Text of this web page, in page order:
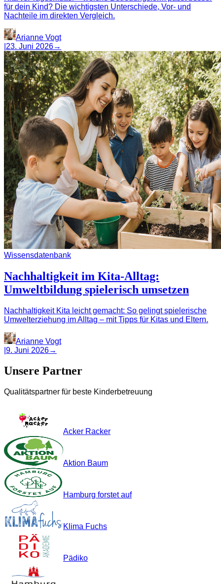
für dein Kind? Die wichtigsten Unterschiede, Vor- und
Nachteile im direkten Vergleich.
Arianne Vogt
23. Juni 2026→
Wissensdatenbank
Nachhaltigkeit im Kita-Alltag:
Umweltbildung spielerisch umsetzen
Nachhaltigkeit Kita leicht gemacht: So gelingt spielerische
Umwelterziehung im Alltag – mit Tipps für Kitas und Eltern.
Arianne Vogt
9. Juni 2026→
Unsere Partner
Qualitätspartner für beste Kinderbetreuung
Acker Racker
Aktion Baum
Hamburg forstet auf
Klima Fuchs
Pädiko